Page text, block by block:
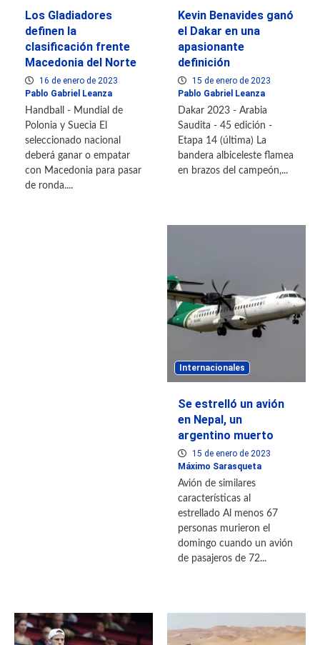
Los Gladiadores
definen la
clasificación frente
Macedonia del Norte
16 de enero de 2023
Pablo Gabriel Leanza
Handball - Mundial de
Polonia y Suecia El
seleccionado nacional
deberá ganar o empatar
con Macedonia para pasar
de ronda....
Kevin Benavides ganó
el Dakar en una
apasionante
definición
15 de enero de 2023
Pablo Gabriel Leanza
Dakar 2023 - Arabia
Saudita - 45 edición -
Etapa 14 (última) La
bandera albiceleste flamea
en brazos del campeón,...
Internacionales
Se estrelló un avión
en Nepal, un
argentino muerto
15 de enero de 2023
Máximo Sarasqueta
Avión de similares
características al
estrellado Al menos 67
personas murieron el
domingo cuando un avión
de pasajeros de 72...